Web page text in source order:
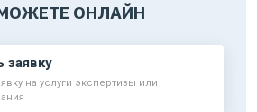
ОНЛАЙН
заявку
на услуги экспертизы или